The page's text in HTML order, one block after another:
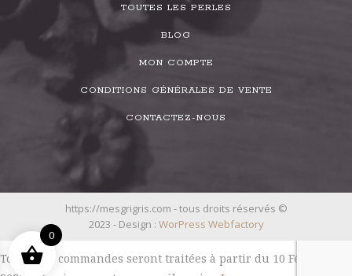
TOUTES LES PERLES
BLOG
MON COMPTE
CONDITIONS GÉNÉRALES DE VENTE
CONTACTEZ-NOUS
https://mesgrigris.com - tous droits réservés ©
2023 - Design : WorPress Webfactory
Toutes les commandes seront traitées à partir du 10 Février
0